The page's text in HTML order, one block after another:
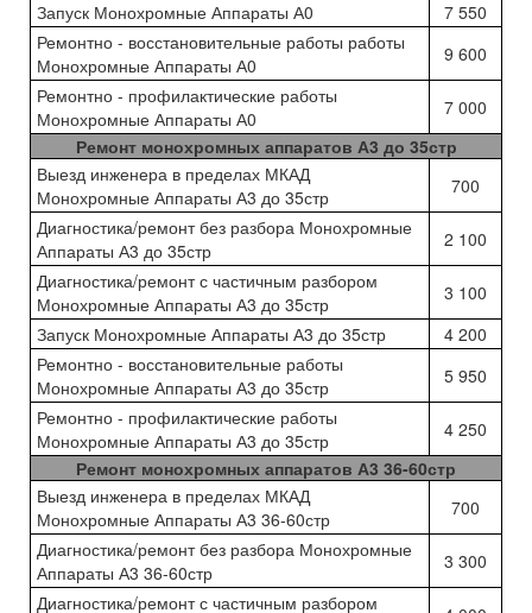
Запуск Монохромные Аппараты А0
7 550
Ремонтно - восстановительные работы работы
Монохромные Аппараты А0
9 600
Ремонтно - профилактические работы
Монохромные Аппараты А0
7 000
Ремонт монохромных аппаратов А3 до 35стр
Выезд инженера в пределах МКАД
Монохромные Аппараты А3 до 35стр
700
Диагностика/ремонт без разбора Монохромные
Аппараты А3 до 35стр
2 100
Диагностика/ремонт с частичным разбором
Монохромные Аппараты А3 до 35стр
3 100
Запуск Монохромные Аппараты А3 до 35стр
4 200
Ремонтно - восстановительные работы
Монохромные Аппараты А3 до 35стр
5 950
Ремонтно - профилактические работы
Монохромные Аппараты А3 до 35стр
4 250
Ремонт монохромных аппаратов А3 36-60стр
Выезд инженера в пределах МКАД
Монохромные Аппараты А3 36-60стр
700
Диагностика/ремонт без разбора Монохромные
Аппараты А3 36-60стр
3 300
Диагностика/ремонт с частичным разбором